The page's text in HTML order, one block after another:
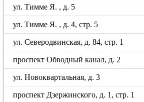
ул. Тимме Я. , д. 5
ул. Тимме Я. , д. 4, стр. 5
ул. Северодвинская, д. 84, стр. 1
проспект Обводный канал, д. 2
ул. Новоквартальная, д. 3
проспект Дзержинского, д. 1, стр. 1